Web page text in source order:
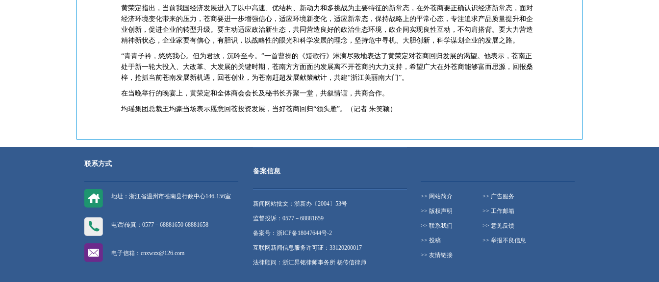
黄荣定指出，当前我国经济发展进入了以中高速、优结构、新动力和多挑战为主要特征的新常态，在外苍商要正确认识经济新常态，面对
经济环境变化带来的压力，苍商要进一步增强信心，适应环境新变化，适应新常态，保持战略上的平常心态，专注追求产品质量提升和企
业创新，促进企业的转型升级。要主动适应政治新生态，共同营造良好的政治生态环境，政企间实现良性互动，不勾肩搭背。要大力营造
精神新状态，企业家要有信心，有胆识，以战略性的眼光和科学发展的理念，坚持危中寻机、大胆创新，科学谋划企业的发展之路。
“青青子衿，悠悠我心。但为君故，沉吟至今。”一首曹操的《短歌行》淋漓尽致地表达了黄荣定对苍商回归发展的渴望。他表示，苍南正
处于新一轮大投入、大改革、大发展的关键时期，苍南方方面面的发展离不开苍商的大力支持，希望广大在外苍商能够富而思源，回报桑
梓，抢抓当前苍南发展新机遇，回苍创业，为苍南赶超发展献策献计，共建“浙江美丽南大门”。
在当晚举行的晚宴上，黄荣定和全体商会会长及秘书长齐聚一堂，共叙情谊，共商合作。
均瑶集团总裁王均豪当场表示愿意回苍投资发展，当好苍商回归“领头雁”。（记者 朱笑颖）
联系方式
地址：浙江省温州市苍南县行政中心146-156室
电话\传真：0577－68881650 68881658
电子信箱：cnxwzx@126.com
备案信息
新闻网站批文：浙新办〔2004〕53号
监督投诉：0577－68881659
备案号：浙ICP备18047644号-2
互联网新闻信息服务许可证：33120200017
法律顾问：浙江昇铭律师事务所 杨传信律师
>> 网站简介 >> 广告服务
>> 版权声明 >> 工作邮箱
>> 联系我们 >> 意见反馈
>> 投稿 >> 举报不良信息
>> 友情链接